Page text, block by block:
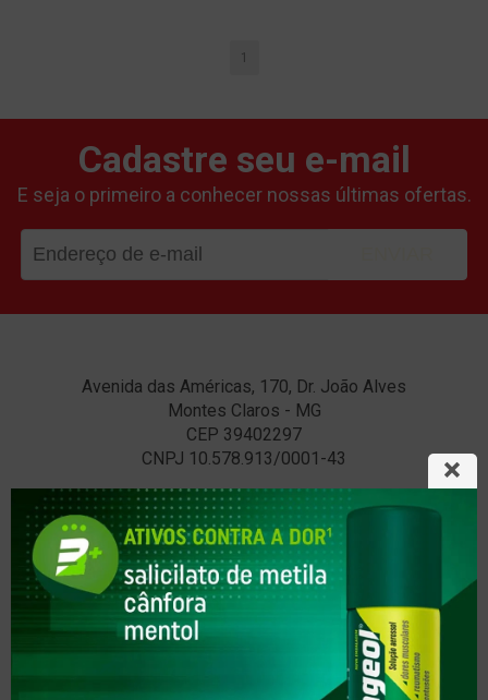
1
Cadastre seu e-mail
E seja o primeiro a conhecer nossas últimas ofertas.
Avenida das Américas, 170, Dr. João Alves
Montes Claros - MG
CEP 39402297
CNPJ 10.578.913/0001-43
Telefone:(38) 3212-4433
E-mail:farmanutri@drogariafarmanutri.com.br
Horários de funcionamento
7:30 - 22:00